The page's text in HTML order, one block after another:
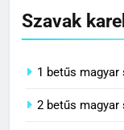
Szavak
1 betűs magyar
2 betűs magyar